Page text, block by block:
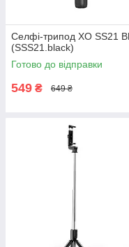
Селфі-трипод ХО SS21
(SSS21.black)
Готово до відправки
549 ₴ 649 ₴